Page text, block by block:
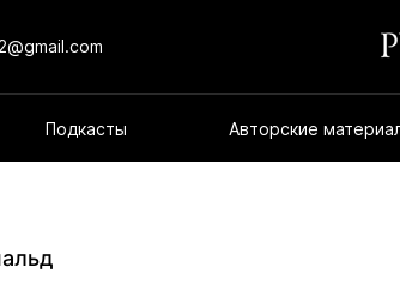
Подкасты Авторские